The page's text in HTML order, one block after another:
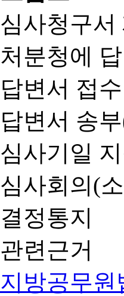
심사청구서
처분청에
답변서 접수
답변서 송
심사기일
심사회의(
결정통지
관련근거
지방공무원